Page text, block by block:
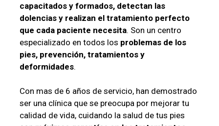
capacitados y formados, detectan las
dolencias y realizan el tratamiento perfecto
que cada paciente necesita. Son un centro
especializado en todos los problemas de los
pies, prevención, tratamientos y
deformidades.
Con mas de 6 años de servicio, han demostrado
ser una clínica que se preocupa por mejorar tu
calidad de vida, cuidando la salud de tus pies